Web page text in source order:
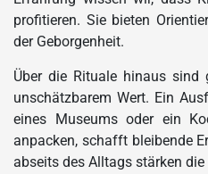
profitieren. Sie bieten
der Geborgenheit.
Über die Rituale hinaus sind
unschätzbarem Wert. Ein
eines Museums oder ein
anpacken, schafft bleibende
abseits des Alltags stärken